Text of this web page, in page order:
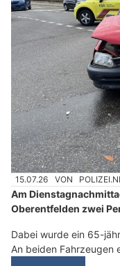
15.07.26 VON
Am
Oberentfelden zwei
Dabei wurde ein 65-
An beiden Fahrzeugen